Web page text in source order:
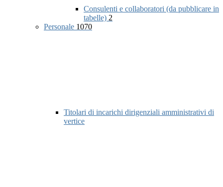
Consulenti e collaboratori (da pubblicare in
tabelle) 2
Personale 1070
Titolari di incarichi dirigenziali amministrativi di
vertice